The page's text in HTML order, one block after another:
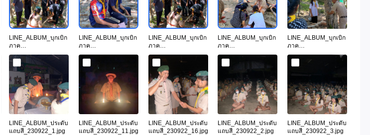
LINE_ALBUM_บุกเบิก
ภาค
ทฤษฎี_230922_23.jp
g
LINE_ALBUM_บุกเบิก
ภาค
ทฤษฎี_230922_24.jp
LINE_ALBUM_บุกเบิก
ภาค
ทฤษฎี_230922_25.jp
LINE_ALBUM_บุกเบิก
ภาค
ทฤษฎี_230922_26.jp
LINE_ALBUM_บุกเบิก
ภาค
ทฤษฎี_230922_31.jp
LINE_ALBUM_ประดับ
แถบสี_230922_1.jpg
LINE_ALBUM_ประดับ
แถบสี_230922_11.jpg
LINE_ALBUM_ประดับ
แถบสี_230922_16.jpg
LINE_ALBUM_ประดับ
แถบสี_230922_2.jpg
LINE_ALBUM_ประดับ
แถบสี_230922_3.jpg